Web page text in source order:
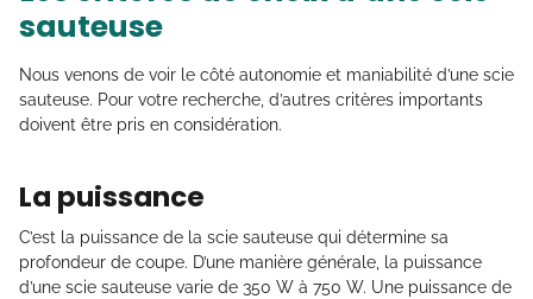
sauteuse
Nous venons de voir le côté autonomie et maniabilité d’une scie
sauteuse. Pour votre recherche, d’autres critères importants
doivent être pris en considération.
La puissance
C’est la puissance de la scie sauteuse qui détermine sa
profondeur de coupe. D’une manière générale, la puissance
d’une scie sauteuse varie de 350 W à 750 W. Une puissance de